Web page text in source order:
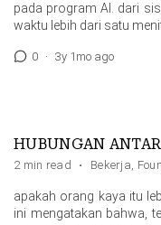
pada program AI. dari
waktu lebih dari satu
0 · 3y 1mo ago
2 min read · Bekerja,
apakah orang kaya itu
ini mengatakan bahwa,